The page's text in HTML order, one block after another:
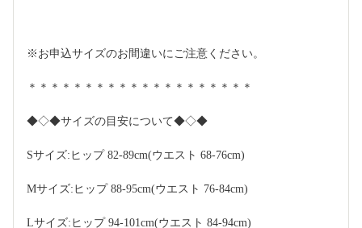
※お申込サイズのお間違いにご注意ください。
＊＊＊＊＊＊＊＊＊＊＊＊＊＊＊＊＊＊＊＊
◆◇◆サイズの目安について◆◇◆
Sサイズ:ヒップ 82-89cm(ウエスト 68-76cm)
Mサイズ:ヒップ 88-95cm(ウエスト 76-84cm)
Lサイズ:ヒップ 94-101cm(ウエスト 84-94cm)